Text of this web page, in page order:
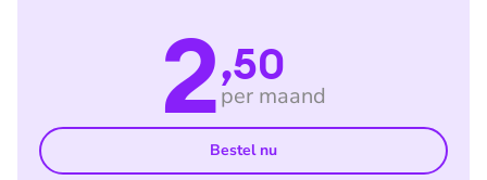
2,50
per maand
Bestel nu